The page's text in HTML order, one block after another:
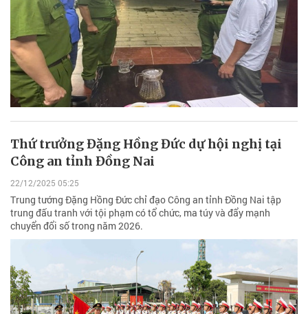
Thứ trưởng Đặng Hồng Đức dự hội nghị tại
Công an tỉnh Đồng Nai
22/12/2025 05:25
Trung tướng Đặng Hồng Đức chỉ đạo Công an tỉnh Đồng Nai tập
trung đấu tranh với tội phạm có tổ chức, ma túy và đẩy mạnh
chuyển đổi số trong năm 2026.